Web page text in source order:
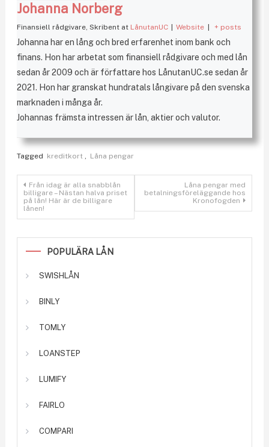
Johanna Norberg
Finansiell rådgivare, Skribent at LånutanUC Website + posts
Johanna har en lång och bred erfarenhet inom bank och
finans. Hon har arbetat som finansiell rådgivare och med lån
sedan år 2009 och är författare hos LånutanUC.se sedan år
2021. Hon har granskat hundratals långivare på den svenska
marknaden i många år.
Johannas främsta intressen är lån, aktier och valutor.
Tagged kreditkort , Låna pengar
Inläggsnavigering
Från idag är alla snabblån
billigare – Nästan halva priset
på lån! Här är de billigare
lånen!
Låna pengar med
betalningsföreläggande hos
Kronofogden
POPULÄRA LÅN
SWISHLÅN
BINLY
TOMLY
LOANSTEP
LUMIFY
FAIRLO
COMPARI